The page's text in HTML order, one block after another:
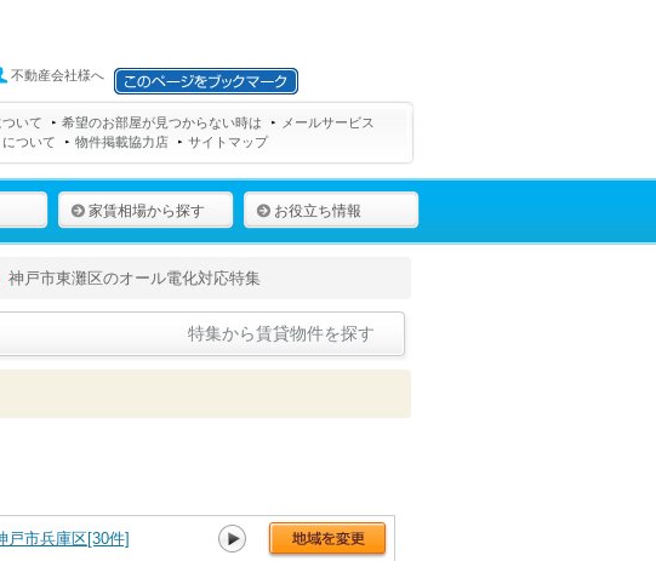
不動産会社様へ
いて 希望のお部屋が見つからない時は
メールサービス
ついて
物件掲載協力店 サイトマップ
家賃相場から探す お役立ち情報
神戸市東灘区のオール電化対応特集
特集から賃貸物件を探す
戸市兵庫区[30件] 神戸市長田区[10件]